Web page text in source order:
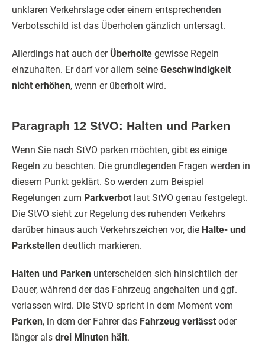
unklaren Verkehrslage oder einem entsprechenden
Verbotsschild ist das Überholen gänzlich untersagt.
Allerdings hat auch der Überholte gewisse Regeln
einzuhalten. Er darf vor allem seine Geschwindigkeit
nicht erhöhen, wenn er überholt wird.
Paragraph 12 StVO: Halten und Parken
Wenn Sie nach StVO parken möchten, gibt es einige
Regeln zu beachten. Die grundlegenden Fragen werden in
diesem Punkt geklärt. So werden zum Beispiel
Regelungen zum Parkverbot laut StVO genau festgelegt.
Die StVO sieht zur Regelung des ruhenden Verkehrs
darüber hinaus auch Verkehrszeichen vor, die Halte- und
Parkstellen deutlich markieren.
Halten und Parken unterscheiden sich hinsichtlich der
Dauer, während der das Fahrzeug angehalten und ggf.
verlassen wird. Die StVO spricht in dem Moment vom
Parken, in dem der Fahrer das Fahrzeug verlässt oder
länger als drei Minuten hält.